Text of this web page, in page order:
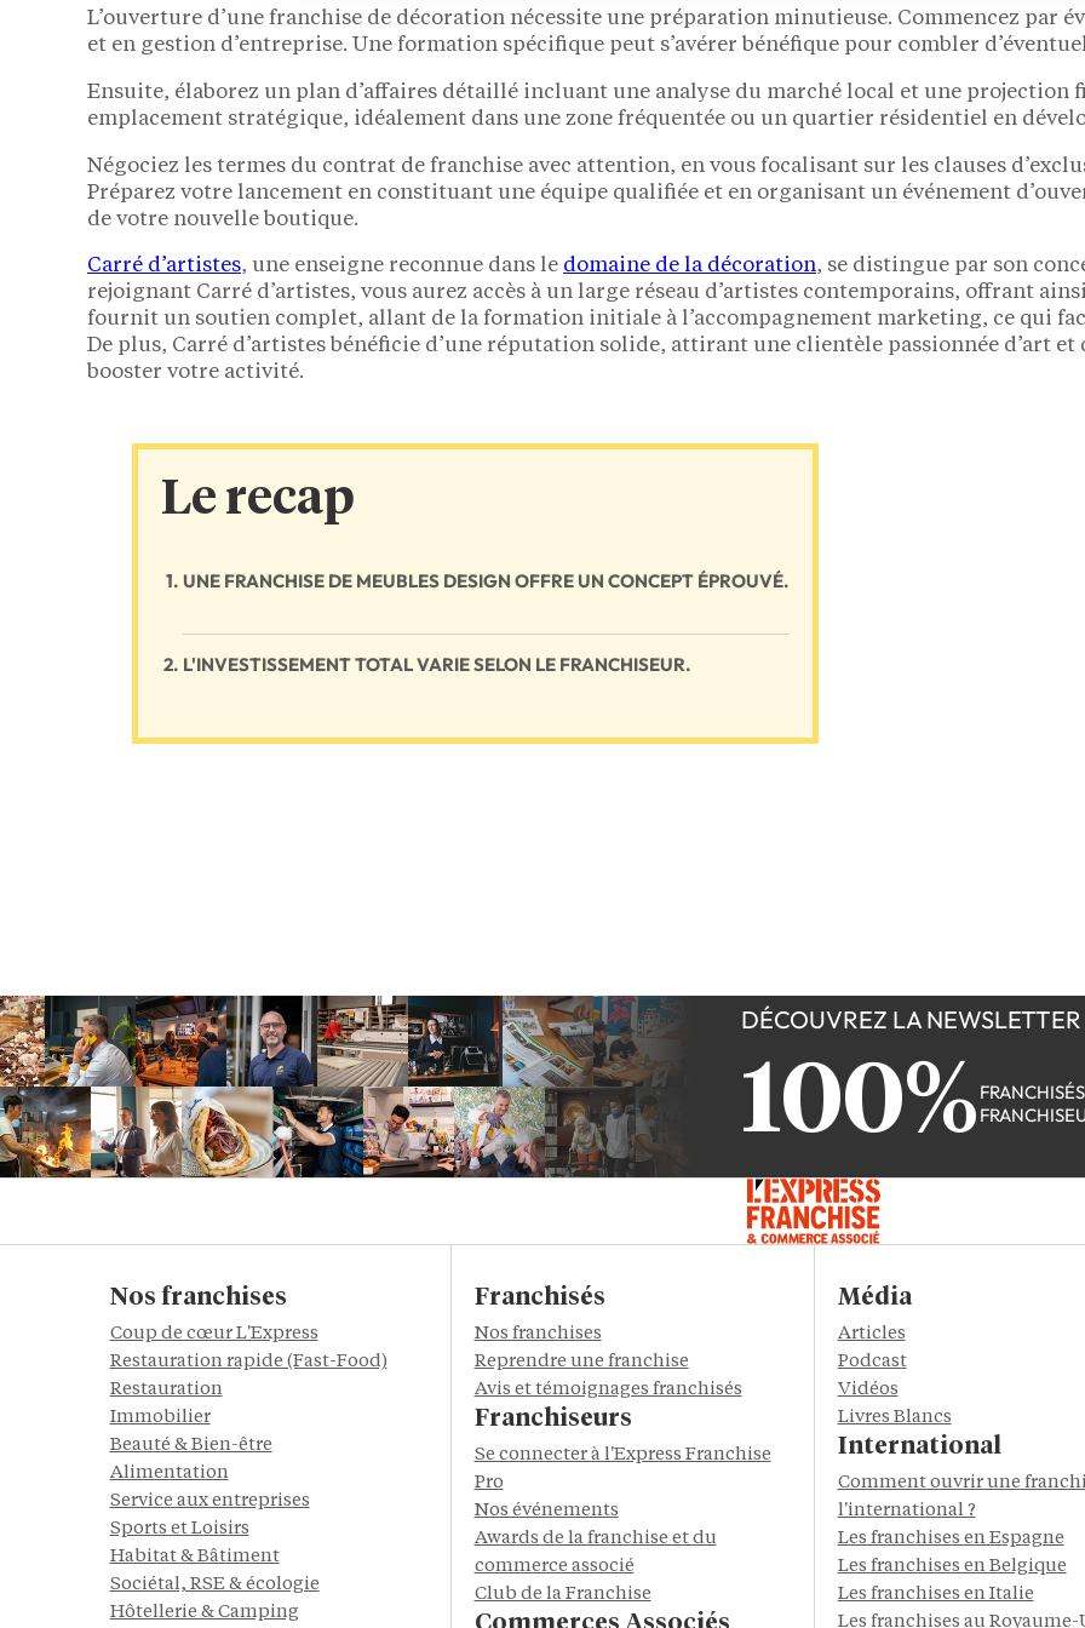
L’ouverture d’une franchise de décoration nécessite une préparation minutieuse. Commencez par
et en gestion d’entreprise. Une formation spécifique peut s’avérer bénéfique pour combler
Ensuite, élaborez un plan d’affaires détaillé incluant une analyse du marché local et une projection
emplacement stratégique, idéalement dans une zone fréquentée ou un quartier résidentiel en
Négociez les termes du contrat de franchise avec attention, en vous focalisant sur les clauses
Préparez votre lancement en constituant une équipe qualifiée et en organisant un événement
de votre nouvelle boutique.
Carré d’artistes, une enseigne reconnue dans le domaine de la décoration, se distingue par son
rejoignant Carré d’artistes, vous aurez accès à un large réseau d’artistes contemporains, offrant
fournit un soutien complet, allant de la formation initiale à l’accompagnement marketing, ce qui
De plus, Carré d’artistes bénéficie d’une réputation solide, attirant une clientèle passionnée d’art
booster votre activité.
Le recap
UNE FRANCHISE DE MEUBLES DESIGN OFFRE UN CONCEPT ÉPROUVÉ.
L'INVESTISSEMENT TOTAL VARIE SELON LE FRANCHISEUR.
DÉCOUVREZ LA NEWSLETTER
100%
Nos franchises
Coup de cœur L'Express
Restauration rapide (Fast-Food)
Restauration
Immobilier
Beauté & Bien-être
Alimentation
Service aux entreprises
Sports et Loisirs
Habitat & Bâtiment
Sociétal, RSE & écologie
Hôtellerie & Camping
Franchisés
Nos franchises
Reprendre une franchise
Avis et témoignages franchisés
Franchiseurs
Se connecter à l'Express Franchise
Pro
Nos événements
Awards de la franchise et du
commerce associé
Club de la Franchise
Commerces Associés
Média
Articles
Podcast
Vidéos
Livres Blancs
International
Comment ouvrir une
l'international ?
Les franchises en Espagne
Les franchises en Belgique
Les franchises en Italie
Les franchises au